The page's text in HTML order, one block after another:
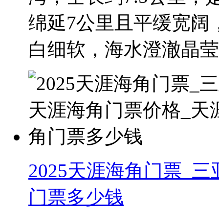
绵延7公里且平缓宽阔
白细软，海水澄澈晶
2025天涯海角门票_
门票多少钱